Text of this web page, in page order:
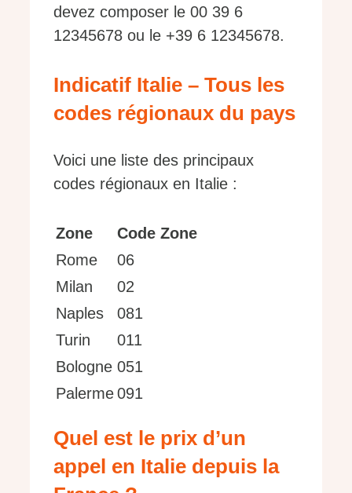
devez composer le 00 39 6
12345678 ou le +39 6 12345678.
Indicatif Italie – Tous les
codes régionaux du pays
Voici une liste des principaux
codes régionaux en Italie :
Zone
Code Zone
Rome
06
Milan
02
Naples
081
Turin
011
Bologne 051
Palerme091
Quel est le prix d’un
appel en Italie depuis la